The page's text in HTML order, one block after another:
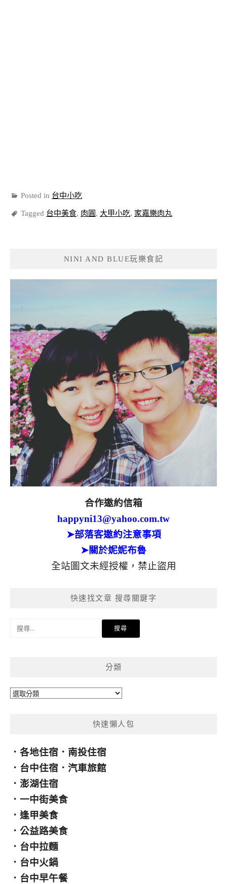
Posted in 台中小吃
Tagged 台中美食, 肉圓 , 大甲小吃, 家嘉樂肉丸
NINI AND BLUE玩樂食記
合作邀約信箱
happyni13@yahoo.com.tw
➤部落客邀約注意事項
➤關於妮妮布魯
全站圖文未經授權，禁止盜用
快速找文章 搜尋關鍵字
分類
分
快速懶人包
． 各地住宿 ． 南投住宿
． 台中住宿 ． 汽車旅館
． 澎湖住宿
． 一中街美食
． 逢甲美食
． 公益路美食
． 台中拉麵
． 台中火鍋
． 台中早午餐